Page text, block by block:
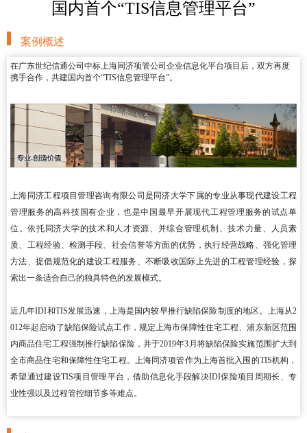
国内首个“TIS信息管理平台”
案例概述
在广东世纪信通公司中标上海同济项管公司企业信息化平台项目后，双方再度
携手合作，共建国内首个“TIS信息管理平台”。
上海同济工程项目管理咨询有限公司是同济大学下属的专业从事现代建设工程
管理服务的高科技国有企业，也是中国最早开展现代工程管理服务的试点单
位。依托同济大学的技术和人才资源、并综合管理机制、技术力量、人员素
质、工程经验、检测手段、社会信誉等方面的优势，执行经营战略、强化管理
方法、提倡规范化的建设工程服务、不断吸收国际上先进的工程管理经验，探
索出一条适合自己的独具特色的发展模式。
近几年IDI和TIS发展迅速，上海是国内较早推行缺陷保险制度的地区。上海从2
012年起启动了缺陷保险试点工作，规定上海市保障性住宅工程、浦东新区范围
内商品住宅工程强制推行缺陷保险，并于2019年3月将缺陷保险实施范围扩大到
全市商品住宅和保障性住宅工程。上海同济项管作为上海首批入围的TIS机构，
希望通过建设TIS项目管理平台，借助信息化手段解决IDI保险项目周期长、专
业性强以及过程管控细节多等难点。